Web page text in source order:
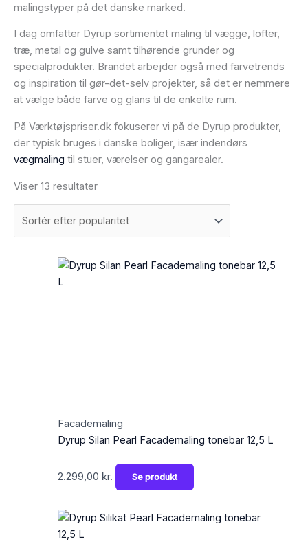
malingstyper på det danske marked.
I dag omfatter Dyrup sortimentet maling til vægge, lofter,
træ, metal og gulve samt tilhørende grunder og
specialprodukter. Brandet arbejder også med farvetrends
og inspiration til gør-det-selv projekter, så det er nemmere
at vælge både farve og glans til de enkelte rum.
På Værktøjspriser.dk fokuserer vi på de Dyrup produkter,
der typisk bruges i danske boliger, især indendørs
vægmaling til stuer, værelser og gangarealer.
Viser 13 resultater
Facademaling
Dyrup Silan Pearl Facademaling tonebar 12,5 L
2.299,00 kr. Se produkt